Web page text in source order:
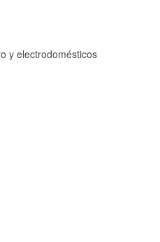
y electrodomésticos